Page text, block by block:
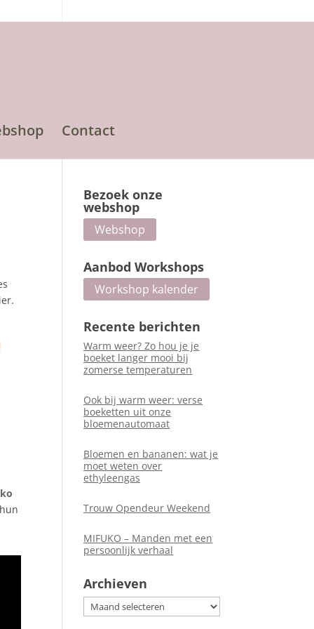
Contact
Bezoek onze
webshop
Webshop
Aanbod Workshops
Workshop kalender
Recente berichten
Warm weer? Zo hou je je
boeket langer mooi bij
zomerse temperaturen
Ook bij warm weer: verse
boeketten uit onze
bloemenautomaat
Bloemen en bananen: wat je
moet weten over
ethyleengas
Trouw Opendeur Weekend
MIFUKO – Manden met een
persoonlijk verhaal
Archieven
Archieven